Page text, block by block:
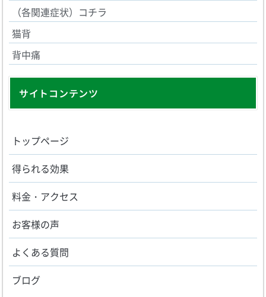
（各関連症状）コチラ
猫背
背中痛
サイトコンテンツ
トップページ
得られる効果
料金・アクセス
お客様の声
よくある質問
ブログ